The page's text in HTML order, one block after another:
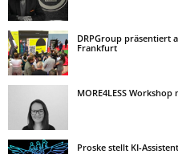
DRPGroup präsentiert
Frankfurt
MORE4LESS
Proske stellt KI-